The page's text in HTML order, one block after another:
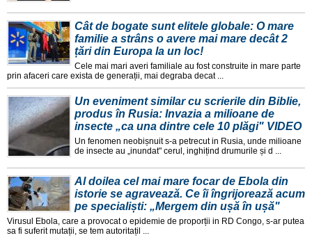
Cât de bogate sunt elitele globale: O mare
familie a strâns o avere mai mare decât 2
țări din Europa la un loc!
Cele mai mari averi familiale au fost construite in mare parte
prin afaceri care exista de generații, mai degraba decat ...
Un eveniment similar cu scrierile din Biblie,
produs în Rusia: Invazia a milioane de
insecte „ca una dintre cele 10 plăgi" VIDEO
Un fenomen neobișnuit s-a petrecut in Rusia, unde milioane
de insecte au „inundat" cerul, inghițind drumurile și d ...
Al doilea cel mai mare focar de Ebola din
istorie se agravează. Ce îi îngrijorează acum
pe specialiști: „Mergem din ușă în ușă"
Virusul Ebola, care a provocat o epidemie de proporții in RD Congo, s-ar putea
sa fi suferit mutații, se tem autoritațil ...